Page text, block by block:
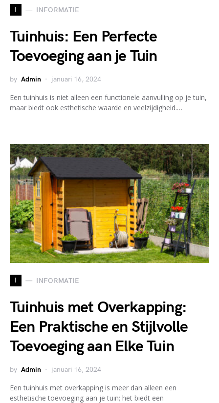
I INFORMATIE
Tuinhuis: Een Perfecte
Toevoeging aan je Tuin
by Admin januari 16, 2024
Een tuinhuis is niet alleen een functionele aanvulling op je tuin,
maar biedt ook esthetische waarde en veelzijdigheid.…
I INFORMATIE
Tuinhuis met Overkapping:
Een Praktische en Stijlvolle
Toevoeging aan Elke Tuin
by Admin januari 16, 2024
Een tuinhuis met overkapping is meer dan alleen een
esthetische toevoeging aan je tuin; het biedt een